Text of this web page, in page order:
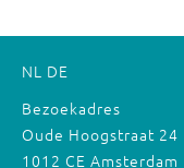
NL DE
Bezoekadres
Oude Hoogstraat 24
1012 CE Amsterdam